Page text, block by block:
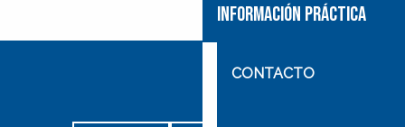
INFORMACIÓN PRÁCTICA
CONTACTO